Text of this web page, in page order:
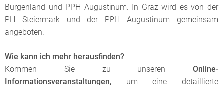
Burgenland und PPH Augustinum. In Graz wird es von der
PH Steiermark und der PPH Augustinum gemeinsam
angeboten.
Wie kann ich mehr herausfinden?
Kommen Sie zu unseren Online-
Informationsveranstaltungen, um eine detaillierte